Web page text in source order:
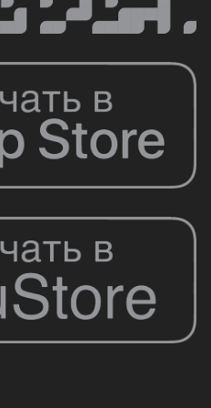
становится все
во всем